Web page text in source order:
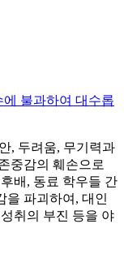
불과하여 대수롭
, 두려움, 무기력과
중감의 훼손으로
배, 동료 학우들 간
을 파괴하여, 대인
취의 부진 등을 야